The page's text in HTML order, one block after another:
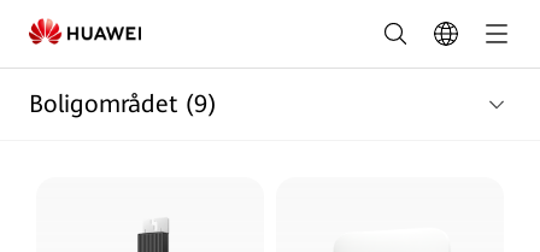
Liste
over
produkter
hjemmet
Boligområdet (9)